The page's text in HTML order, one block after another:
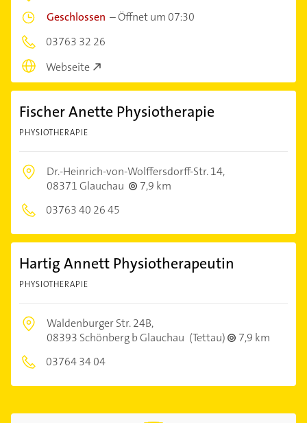
Geschlossen –Öffnet um 07:30
03763 32 26
Webseite
Fischer Anette Physiotherapie
PHYSIOTHERAPIE
Dr.-Heinrich-von-Wolffersdorff-Str. 14,
08371 Glauchau
7,9 km
03763 40 26 45
Hartig Annett Physiotherapeutin
PHYSIOTHERAPIE
Waldenburger Str. 24B,
08393 Schönberg b Glauchau (Tettau)
7,9 km
03764 34 04